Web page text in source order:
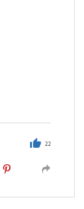
22